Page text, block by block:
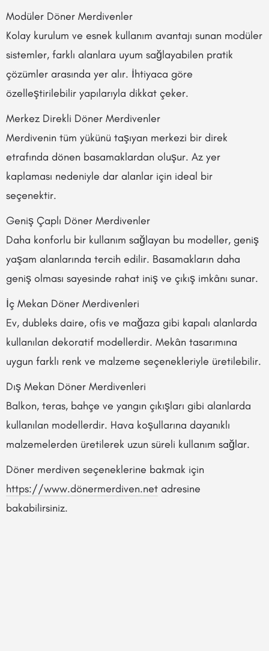
Modüler Döner Merdivenler
Kolay kurulum ve esnek kullanım avantajı sunan modüler
sistemler, farklı alanlara uyum sağlayabilen pratik
çözümler arasında yer alır. İhtiyaca göre
özelleştirilebilir yapılarıyla dikkat çeker.
Merkez Direkli Döner Merdivenler
Merdivenin tüm yükünü taşıyan merkezi bir direk
etrafında dönen basamaklardan oluşur. Az yer
kaplaması nedeniyle dar alanlar için ideal bir
seçenektir.
Geniş Çaplı Döner Merdivenler
Daha konforlu bir kullanım sağlayan bu modeller, geniş
yaşam alanlarında tercih edilir. Basamakların daha
geniş olması sayesinde rahat iniş ve çıkış imkânı sunar.
İç Mekan Döner Merdivenleri
Ev, dubleks daire, ofis ve mağaza gibi kapalı alanlarda
kullanılan dekoratif modellerdir. Mekân tasarımına
uygun farklı renk ve malzeme seçenekleriyle üretilebilir.
Dış Mekan Döner Merdivenleri
Balkon, teras, bahçe ve yangın çıkışları gibi alanlarda
kullanılan modellerdir. Hava koşullarına dayanıklı
malzemelerden üretilerek uzun süreli kullanım sağlar.
Döner merdiven seçeneklerine bakmak için
https://www.dönermerdiven.net adresine
bakabilirsiniz.